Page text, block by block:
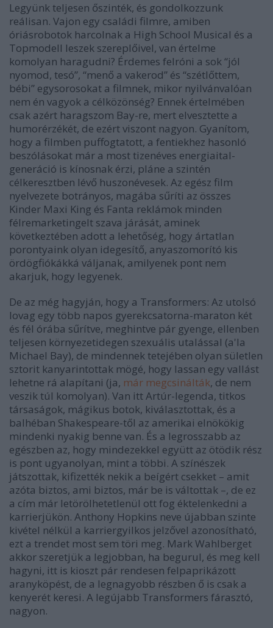
Legyünk teljesen őszinték, és gondolkozzunk
reálisan. Vajon egy családi filmre, amiben
óriásrobotok harcolnak a High School Musical és a
Topmodell leszek szereplőivel, van értelme
komolyan haragudni? Érdemes felróni a sok “jól
nyomod, tesó”, “menő a vakerod” és “szétlőttem,
bébi” egysorosokat a filmnek, mikor nyilvánvalóan
nem én vagyok a célközönség? Ennek értelmében
csak azért haragszom Bay-re, mert elvesztette a
humorérzékét, de ezért viszont nagyon. Gyanítom,
hogy a filmben puffogtatott, a fentiekhez hasonló
beszólásokat már a most tizenéves energiaital-
generáció is kínosnak érzi, pláne a szintén
célkeresztben lévő huszonévesek. Az egész film
nyelvezete botrányos, magába sűríti az összes
Kinder Maxi King és Fanta reklámok minden
félremarketingelt szava járását, aminek
következtében adott a lehetőség, hogy ártatlan
porontyaink olyan idegesítő, anyaszomorító kis
ördögfiókákká váljanak, amilyenek pont nem
akarjuk, hogy legyenek.
De az még hagyján, hogy a Transformers: Az utolsó
lovag egy több napos gyerekcsatorna-maraton két
és fél órába sűrítve, meghintve pár gyenge, ellenben
teljesen környezetidegen szexuális utalással (a'la
Michael Bay), de mindennek tetejében olyan sületlen
sztorit kanyarintottak mögé, hogy lassan egy vallást
lehetne rá alapítani (ja, már megcsinálták, de nem
veszik túl komolyan). Van itt Artúr-legenda, titkos
társaságok, mágikus botok, kiválasztottak, és a
balhéban Shakespeare-től az amerikai elnökökig
mindenki nyakig benne van. És a legrosszabb az
egészben az, hogy mindezekkel együtt az ötödik rész
is pont ugyanolyan, mint a többi. A színészek
játszottak, kifizették nekik a beígért csekket – amit
azóta biztos, ami biztos, már be is váltottak –, de ez
a cím már letörölhetetlenül ott fog éktelenkedni a
karrierjükön. Anthony Hopkins neve újabban szinte
kivétel nélkül a karriergyilkos jelzővel azonosítható,
ezt a trendet most sem töri meg. Mark Wahlberget
akkor szeretjük a legjobban, ha begurul, és meg kell
hagyni, itt is kioszt pár rendesen felpaprikázott
aranyköpést, de a legnagyobb részben ő is csak a
kenyerét keresi. A legújabb Transformers fárasztó,
nagyon.